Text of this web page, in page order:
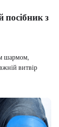
з
шармом,
витвір